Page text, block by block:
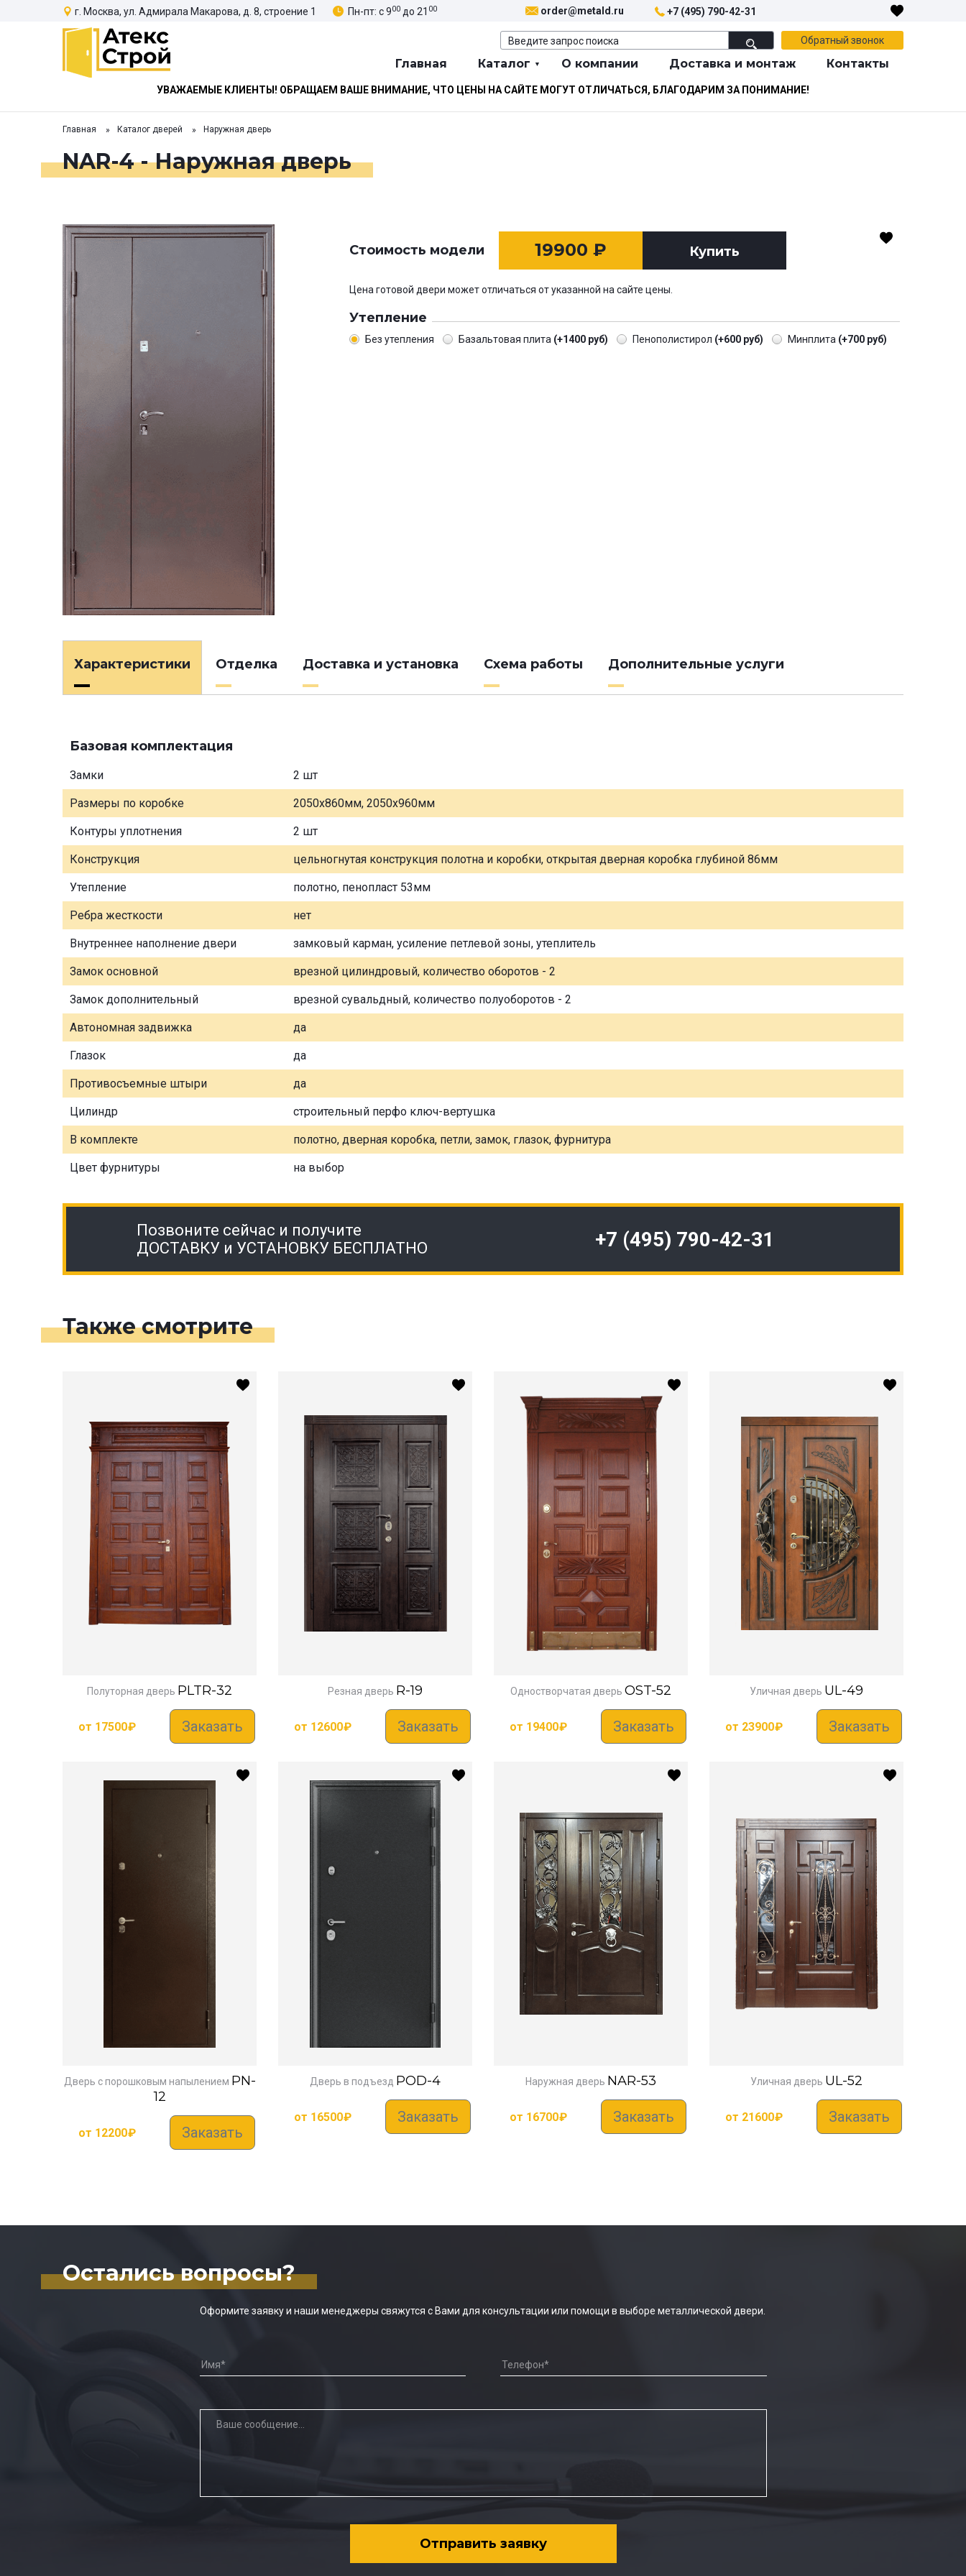
г. Москва, ул. Адмирала Макарова, д. 8, строение 1 Пн-пт: с 900 до 21 00 order@metald.ru +7 (495) 790-42-31
Обратный звонок
Главная Каталог О компании Доставка и монтаж Контакты
УВАЖАЕМЫЕ КЛИЕНТЫ! ОБРАЩАЕМ ВАШЕ ВНИМАНИЕ, ЧТО ЦЕНЫ НА САЙТЕ МОГУТ ОТЛИЧАТЬСЯ, БЛАГОДАРИМ ЗА ПОНИМАНИЕ!
Главная Каталог дверей Наружная дверь
NAR-4 - Наружная дверь
Стоимость модели 19900 ₽ Купить
Цена готовой двери может отличаться от указанной на сайте цены.
Утепление
Без утепления Базальтовая плита (+1400 руб) Пенополистирол (+600 руб) Минплита (+700 руб)
Характеристики Отделка Доставка и установка Схема работы Дополнительные услуги
Базовая комплектация
Замки 2 шт
Размеры по коробке 2050х860мм, 2050х960мм
Контуры уплотнения 2 шт
Конструкция цельногнутая конструкция полотна и коробки, открытая дверная коробка глубиной 86мм
Утепление полотно, пенопласт 53мм
Ребра жесткости нет
Внутреннее наполнение двери замковый карман, усиление петлевой зоны, утеплитель
Замок основной врезной цилиндровый, количество оборотов - 2
Замок дополнительный врезной сувальдный, количество полуоборотов - 2
Автономная задвижка да
Глазок да
Противосъемные штыри да
Цилиндр строительный перфо ключ-вертушка
В комплекте полотно, дверная коробка, петли, замок, глазок, фурнитура
Цвет фурнитуры на выбор
Позвоните сейчас и получите
ДОСТАВКУ и УСТАНОВКУ БЕСПЛАТНО
+7 (495) 790-42-31
Также смотрите
Полуторная дверь PLTR-32
от 17500₽ Заказать
Резная дверь R-19
от 12600₽ Заказать
Одностворчатая дверь OST-52
от 19400₽ Заказать
Уличная дверь UL-49
от 23900₽ Заказать
Дверь с порошковым напылением PN-
12
от 12200₽ Заказать
Дверь в подъезд POD-4
от 16500₽ Заказать
Наружная дверь NAR-53
от 16700₽ Заказать
Уличная дверь UL-52
от 21600₽ Заказать
Остались вопросы?
Оформите заявку и наши менеджеры свяжутся с Вами для консультации или помощи в выборе металлической двери.
Отправить заявку